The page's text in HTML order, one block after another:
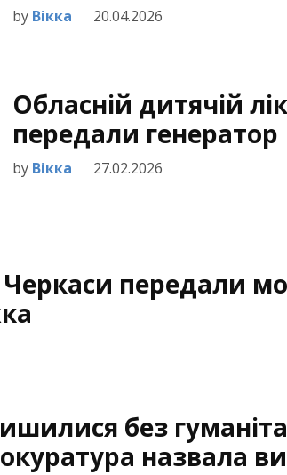
by Вікка 20.04.2026
Обласній дитячій
передали генератор
by Вікка 27.02.2026
передали
без
назвала